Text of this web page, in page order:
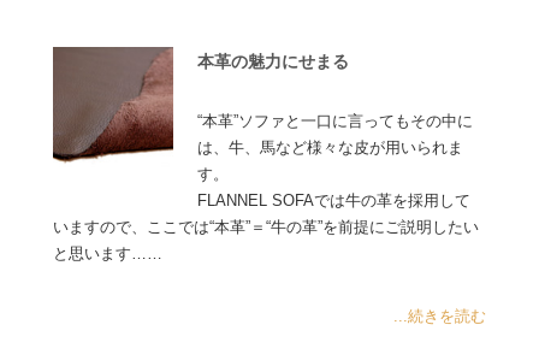
本革の魅力にせまる
“本革”ソファと一口に言ってもその中に
は、牛、馬など様々な皮が用いられま
す。
FLANNEL SOFAでは牛の革を採用して
いますので、ここでは“本革”＝“牛の革”を前提にご説明したい
と思います……
...続きを読む